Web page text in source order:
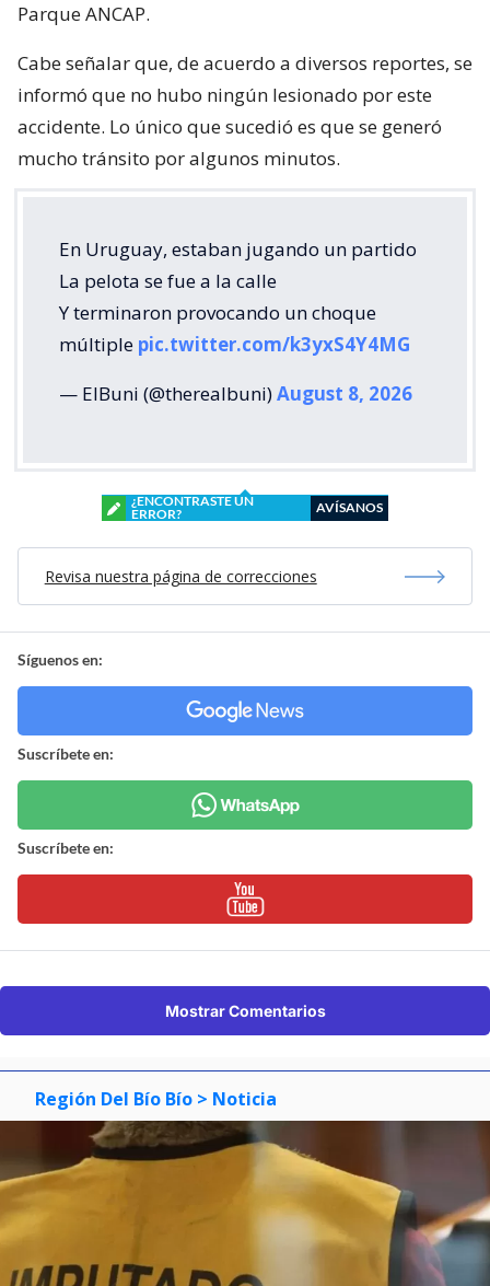
Parque ANCAP.
Cabe señalar que, de acuerdo a diversos reportes, se
informó que no hubo ningún lesionado por este
accidente. Lo único que sucedió es que se generó
mucho tránsito por algunos minutos.
En Uruguay, estaban jugando un partido
La pelota se fue a la calle
Y terminaron provocando un choque
múltiple pic.twitter.com/k3yxS4Y4MG
— ElBuni (@therealbuni)August 8, 2026
¿ENCONTRASTE UN
ERROR?
AVÍSANOS
Revisa nuestra página de correcciones
Síguenos en:
Suscríbete en:
Suscríbete en:
Mostrar Comentarios
Región Del Bío Bío > Noticia